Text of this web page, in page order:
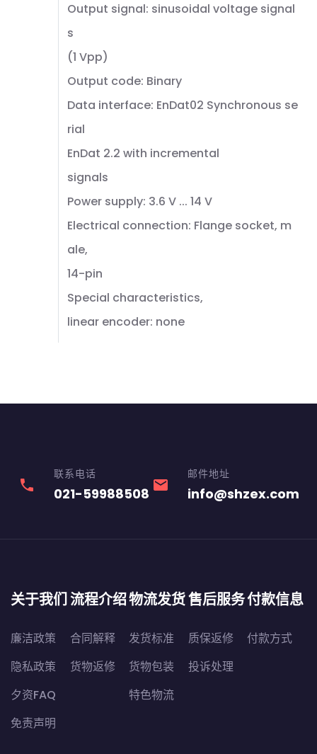
Output signal: sinusoidal voltage signal
s
(1 Vpp)
Output code: Binary
Data interface: EnDat02 Synchronous se
rial
EnDat 2.2 with incremental
signals
Power supply: 3.6 V ... 14 V
Electrical connection: Flange socket, m
ale,
14-pin
Special characteristics,
linear encoder: none
phone
联系电话
021-59988508 email
邮件地址
info@shzex.com
关于我们
廉洁政策
隐私政策
夕资FAQ
免责声明
流程介绍
合同解释
货物返修
物流发货
发货标准
货物包装
特色物流
售后服务
质保返修
投诉处理
付款信息
付款方式